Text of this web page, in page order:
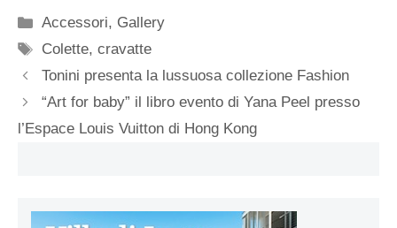
Categorie
Accessori, Gallery
Tag
Colette,cravatte
Tonini presenta la lussuosa collezione Fashion
“Art for baby” il libro evento di Yana Peel presso
l’Espace Louis Vuitton di Hong Kong